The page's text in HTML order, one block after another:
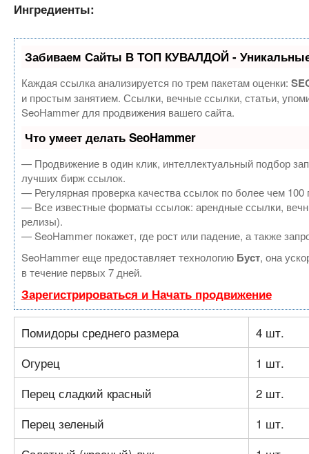
Ингредиенты:
Забиваем Сайты В ТОП КУВАЛДОЙ - Уникальные
Каждая ссылка анализируется по трем пакетам оценки:
и простым занятием. Ссылки, вечные ссылки, статьи,
SeoHammer для продвижения вашего сайта.
Что умеет делать SeoHammer
— Продвижение в один клик, интеллектуальный подбор
лучших бирж ссылок.
— Регулярная проверка качества ссылок по более чем
— Все известные форматы ссылок: арендные ссылки,
релизы).
— SeoHammer покажет, где рост или падение, а также
SeoHammer еще предоставляет технологию Буст, она
в течение первых 7 дней.
Зарегистрироваться и Начать продвижение
Помидоры среднего размера
4 шт.
Огурец
1 шт.
Перец сладкий красный
2 шт.
Перец зеленый
1 шт.